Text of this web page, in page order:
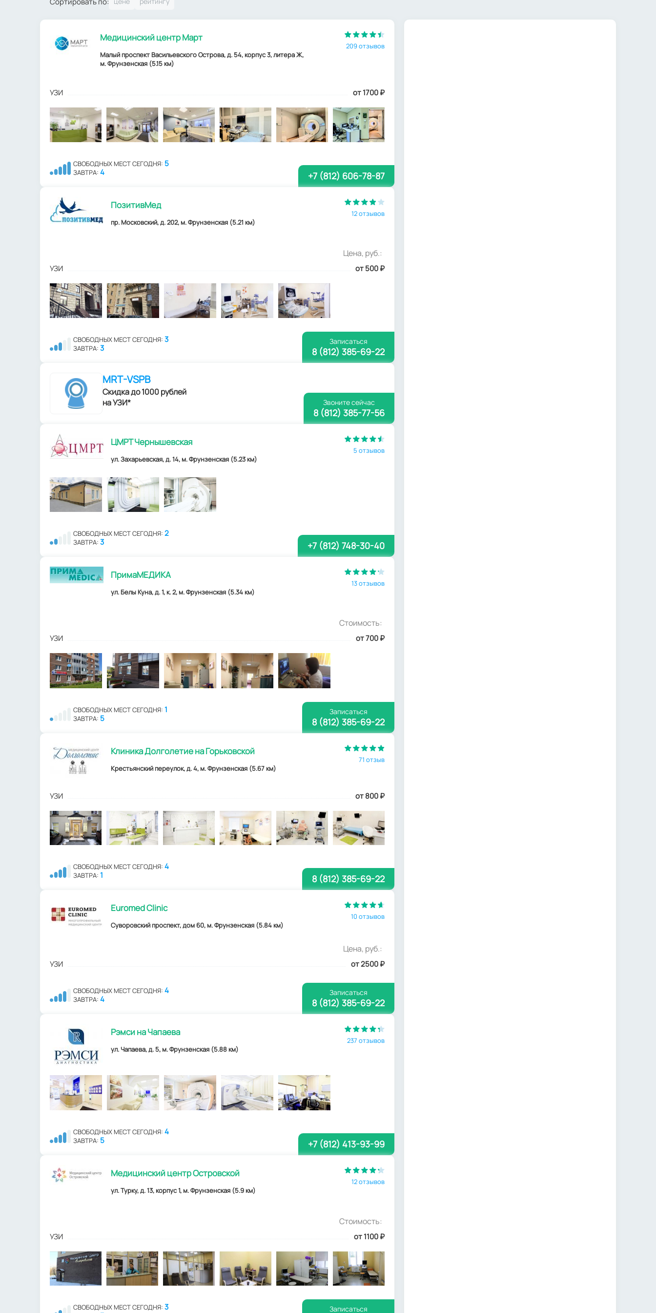
Медицинский центр Март
Малый проспект Васильевского Острова, д. 54, корпус 3, литера Ж,
м. Фрунзенская (5.15 км)
209 отзывов
УЗИ от 1700₽
СВОБОДНЫХ МЕСТ СЕГОДНЯ: 5
ЗАВТРА: 4 +7 (812) 606-78-87
ПозитивМед
пр. Московский, д. 202, м. Фрунзенская (5.21 км)
12 отзывов
Цена, руб.:
УЗИ от 500₽
СВОБОДНЫХ МЕСТ СЕГОДНЯ: 3
ЗАВТРА: 3
Записаться
8 (812) 385-69-22
MRT-VSPB
Скидка до 1000 рублей
на УЗИ*
Звоните сейчас
8 (812) 385-77-56
ЦМРТ Чернышевская
ул. Захарьевская, д. 14, м. Фрунзенская (5.23 км)
5 отзывов
СВОБОДНЫХ МЕСТ СЕГОДНЯ: 2
ЗАВТРА: 3 +7 (812) 748-30-40
ПримаМЕДИКА
ул. Белы Куна, д. 1, к. 2, м. Фрунзенская (5.34 км)
13 отзывов
Стоимость:
УЗИ от 700₽
СВОБОДНЫХ МЕСТ СЕГОДНЯ: 1
ЗАВТРА: 5
Записаться
8 (812) 385-69-22
Клиника Долголетие на Горьковской
Крестьянский переулок, д. 4, м. Фрунзенская (5.67 км)
71 отзыв
УЗИ от 800₽
СВОБОДНЫХ МЕСТ СЕГОДНЯ: 4
ЗАВТРА: 1 8 (812) 385-69-22
Euromed Clinic
Суворовский проспект, дом 60, м. Фрунзенская (5.84 км)
10 отзывов
Цена, руб.:
УЗИ от 2500₽
СВОБОДНЫХ МЕСТ СЕГОДНЯ: 4
ЗАВТРА: 4
Записаться
8 (812) 385-69-22
Рэмси на Чапаева
ул. Чапаева, д. 5, м. Фрунзенская (5.88 км)
237 отзывов
СВОБОДНЫХ МЕСТ СЕГОДНЯ: 4
ЗАВТРА: 5 +7 (812) 413-93-99
Медицинский центр Островской
ул. Турку, д. 13, корпус 1, м. Фрунзенская (5.9 км)
12 отзывов
Стоимость:
УЗИ от 1100₽
СВОБОДНЫХ МЕСТ СЕГОДНЯ: 3 Записаться